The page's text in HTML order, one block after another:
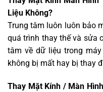
Liệu Không?
Trung tâm luôn luôn bảo
quá trình thay thế và sửa
tâm về dữ liệu trong
không bị mất hay bị thay
Thay Mặt Kính / Màn